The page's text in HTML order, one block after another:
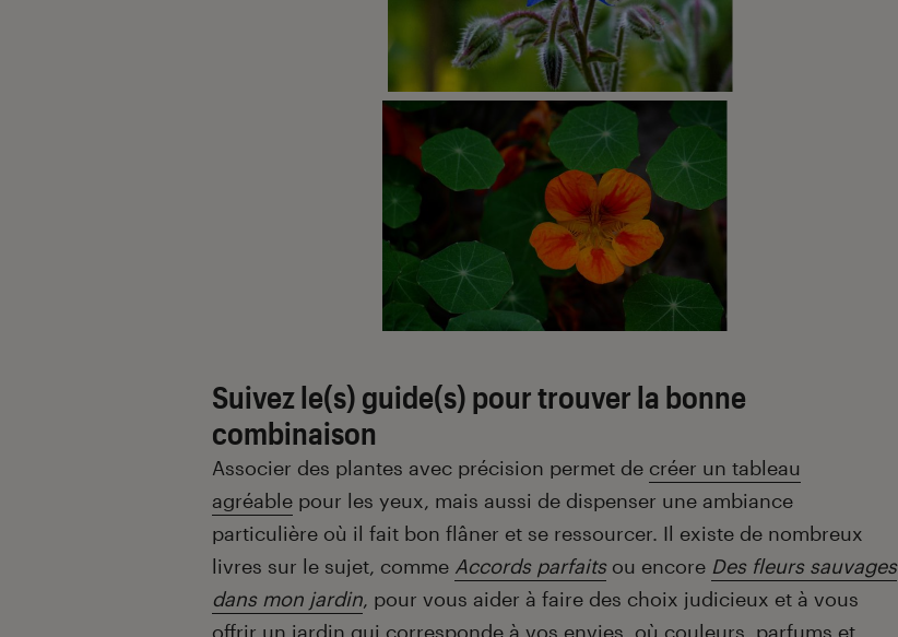
Suivez le(s) guide(s) pour trouver la bonne
combinaison
Associer des plantes avec précision permet de créer un tableau
agréable pour les yeux, mais aussi de dispenser une ambiance
particulière où il fait bon flâner et se ressourcer. Il existe de nombreux
livres sur le sujet, comme Accords parfaitsou encore Des fleurs sauvages
dans mon jardin, pour vous aider à faire des choix judicieux et à vous
offrir un jardin qui corresponde à vos envies, où couleurs, parfums et